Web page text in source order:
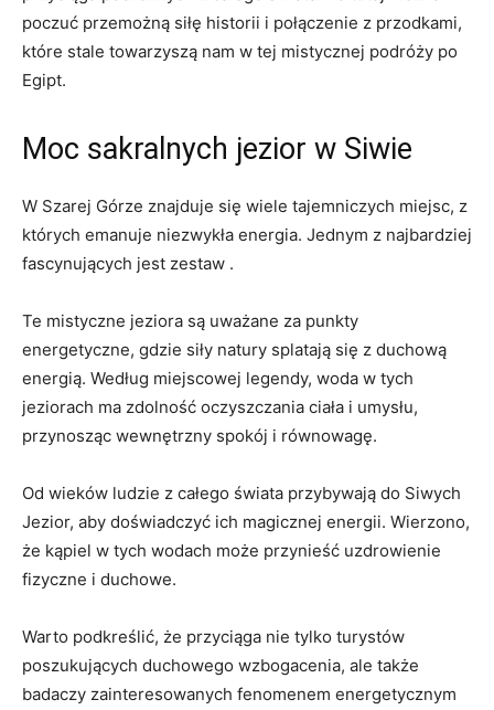
poczuć przemożną siłę historii i⁢ połączenie ⁤z przodkami,
⁣które ⁣stale ⁤towarzyszą ‌nam‌ w ‍tej ​mistycznej podróży ⁢po
Egipt.
Moc ‌sakralnych jezior w Siwie
W Szarej Górze znajduje się wiele ​tajemniczych miejsc, z
których emanuje niezwykła⁤ energia. ⁢Jednym‍ z ⁢najbardziej
fascynujących jest zestaw .
Te mistyczne⁢ jeziora są uważane za punkty
energetyczne, ‍gdzie siły‌ natury splatają się z duchową
energią. Według miejscowej legendy, woda w tych
jeziorach⁢ ma⁢ zdolność oczyszczania ciała i umysłu,
przynosząc wewnętrzny spokój ⁢i równowagę.
Od wieków ludzie z całego świata przybywają do Siwych
Jezior, aby doświadczyć ich magicznej energii. Wierzono,
że‍ kąpiel w tych wodach ​może przynieść uzdrowienie
fizyczne‌ i duchowe.
Warto​ podkreślić,‍ że przyciąga nie tylko ‍turystów⁢
poszukujących ‍duchowego wzbogacenia,⁢ ale‌ także
badaczy zainteresowanych fenomenem energetycznym